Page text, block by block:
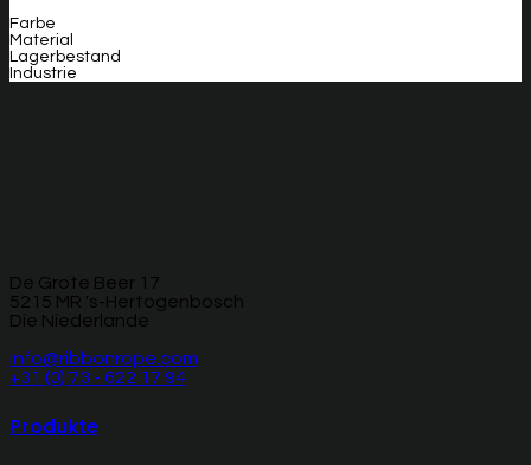
Farbe
Material
Lagerbestand
Industrie
De Grote Beer 17
5215 MR 's-Hertogenbosch
Die Niederlande
info@ribbonrope.com
+31 (0) 73 - 622 17 94
Produkte